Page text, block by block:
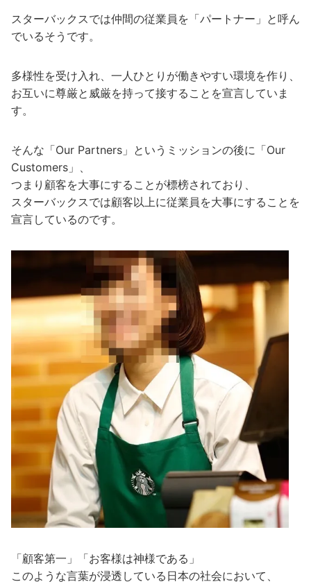
スターバックスでは仲間の従業員を「パートナー」と呼ん
でいるそうです。
多様性を受け入れ、一人ひとりが働きやすい環境を作り、
お互いに尊厳と威厳を持って接することを宣言していま
す。
そんな「Our Partners」というミッションの後に「Our
Customers」、
つまり顧客を大事にすることが標榜されており、
スターバックスでは顧客以上に従業員を大事にすることを
宣言しているのです。
「顧客第一」「お客様は神様である」
このような言葉が浸透している日本の社会において、